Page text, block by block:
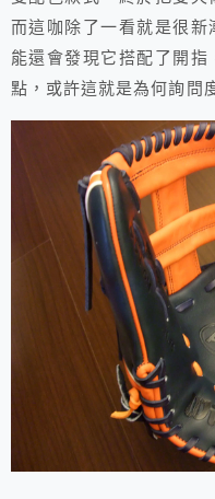
而這咖除了一看就是很新
能還會發現它搭配了開
點，或許這就是為何詢問